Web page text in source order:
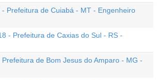
- Prefeitura de Cuiabá - MT - Engenheiro
- Prefeitura de Caxias do Sul - RS -
de Bom Jesus do Amparo - MG -